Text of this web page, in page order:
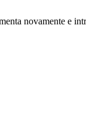
novamente e